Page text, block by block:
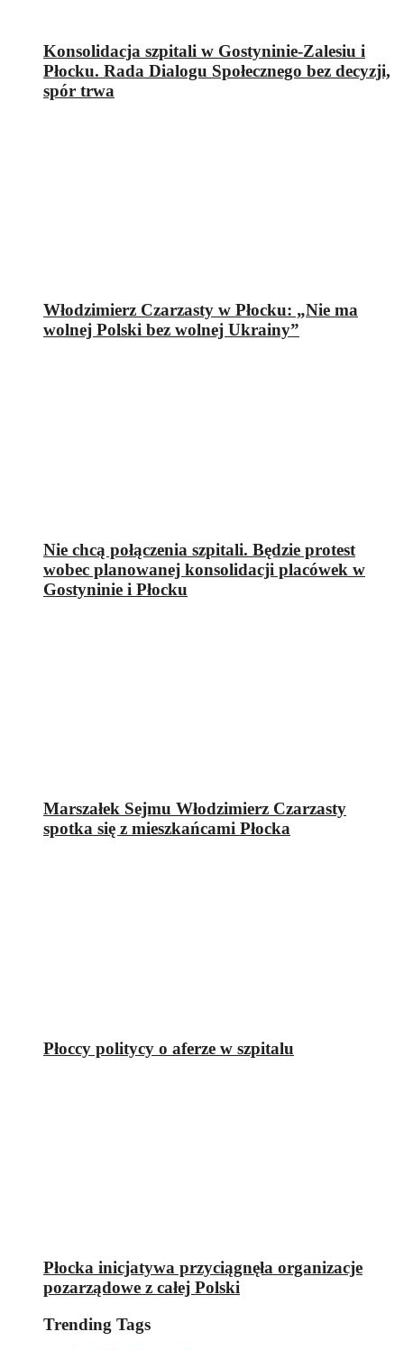
Konsolidacja szpitali w Gostyninie-Zalesiu i
Płocku. Rada Dialogu Społecznego bez decyzji,
spór trwa
Włodzimierz Czarzasty w Płocku: „Nie ma
wolnej Polski bez wolnej Ukrainy”
Nie chcą połączenia szpitali. Będzie protest
wobec planowanej konsolidacji placówek w
Gostyninie i Płocku
Marszałek Sejmu Włodzimierz Czarzasty
spotka się z mieszkańcami Płocka
Płoccy politycy o aferze w szpitalu
Płocka inicjatywa przyciągnęła organizacje
pozarządowe z całej Polski
Trending Tags